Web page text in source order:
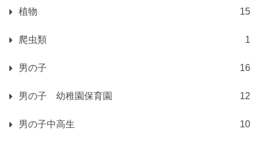
植物 15
爬虫類 1
男の子 16
男の子 幼稚園保育園 12
男の子中高生 10